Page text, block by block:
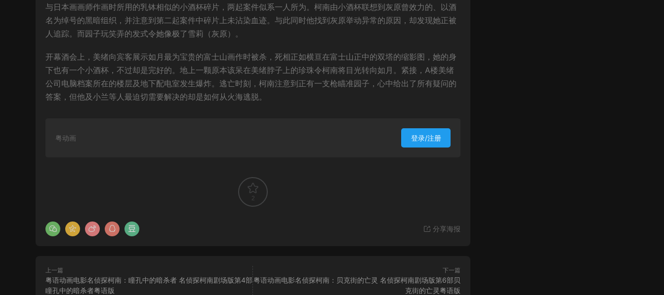
与日本画画师作画时所用的乳钵相似的小酒杯碎片，两起案件似系一人所为。柯南由小酒杯联想到灰原曾效力的、以酒
名为绰号的黑暗组织，并注意到第二起案件中碎片上未沾染血迹。与此同时他找到灰原举动异常的原因，却发现她正被
人追踪。而园子玩笑弄的发式令她像极了雪莉（灰原）。
开幕酒会上，美绪向宾客展示如月最为宝贵的富士山画作时被杀，死相正如横亘在富士山正中的双塔的缩影图，她的身
下也有一个小酒杯，不过却是完好的。地上一颗原本该呆在美绪脖子上的珍珠令柯南将目光转向如月。紧接，A楼美绪
公司电脑档案所在的楼层及地下配电室发生爆炸。逃亡时刻，柯南注意到正有一支枪瞄准园子，心中给出了所有疑问的
答案，但他及小兰等人最迫切需要解决的却是如何从火海逃脱。
粤动画 登录/注册
2
分享海报
上一篇
粤语动画电影名侦探柯南：瞳孔中的暗杀者 名侦探柯南剧场版第4部
瞳孔中的暗杀者粤语版
下一篇
粤语动画电影名侦探柯南：贝克街的亡灵 名侦探柯南剧场版第6部贝
克街的亡灵粤语版